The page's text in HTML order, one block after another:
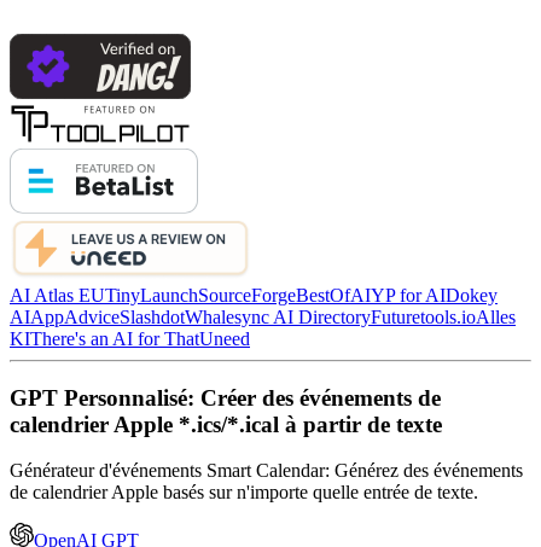
AI Atlas EUTinyLaunchSourceForgeBestOfAIYP for AIDokey
AIAppAdviceSlashdotWhalesync AI DirectoryFuturetools.ioAlles
KIThere's an AI for ThatUneed
GPT Personnalisé: Créer des événements de
calendrier Apple *.ics/*.ical à partir de texte
Générateur d'événements Smart Calendar: Générez des événements
de calendrier Apple basés sur n'importe quelle entrée de texte.
OpenAI GPT